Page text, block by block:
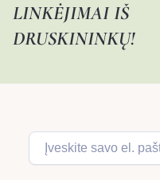
LINKĖJIMAI IŠ
DRUSKININKŲ!